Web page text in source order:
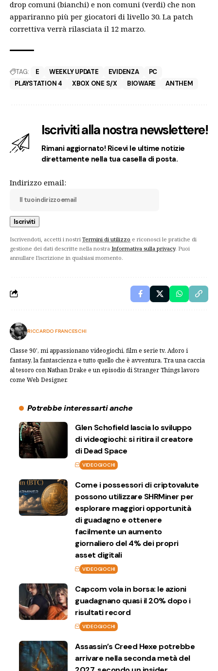
drop comuni (bianchi) e non comuni (verdi) che non
appariranno più per giocatori di livello 30. La patch
correttiva verrà rilasciata il 12 marzo.
TAG: E WEEKLY UPDATE EVIDENZA
PC
PLAYSTATION 4
XBOX ONE S/X BIOWARE ANTHEM
Iscriviti alla nostra newslettere!
Rimani aggiornato! Ricevi le ultime notizie
direttamente nella tua casella di posta.
Indirizzo email:
Iscrivendoti, accetti i nostri Termini di utilizzo e riconosci le pratiche di
gestione dei dati descritte nella nostra Informativa sulla privacy. Puoi
annullare l'iscrizione in qualsiasi momento.
RICCARDO FRANCESCHI
Classe 90', mi appassionano videogiochi, film e serie tv. Adoro i
fantasy, la fantascienza e tutto quello che è avventura. Tra una caccia
al tesoro con Nathan Drake e un episodio di Stranger Things lavoro
come Web Designer.
Potrebbe interessarti anche
Glen Schofield lascia lo sviluppo
di videogiochi: si ritira il creatore
di Dead Space
VIDEOGIOCHI
Come i possessori di criptovalute
possono utilizzare SHRMiner per
esplorare maggiori opportunità
di guadagno e ottenere
facilmente un aumento
giornaliero del 4% dei propri
asset digitali
VIDEOGIOCHI
Capcom vola in borsa: le azioni
guadagnano quasi il 20% dopo i
risultati record
VIDEOGIOCHI
Assassin’s Creed Hexe potrebbe
arrivare nella seconda metà del